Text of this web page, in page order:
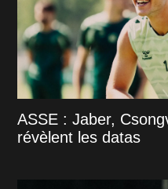
ASSE : Jaber,
révèlent les datas